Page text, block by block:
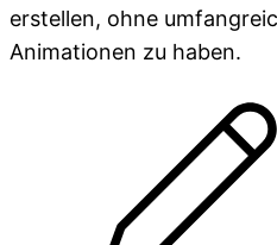
erstellen, ohne
Animationen zu haben.